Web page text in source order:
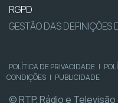
RGPD
GESTÃO DAS DEFINIÇÕES
POLÍTICA DE PRIVACIDADE |
CONDIÇÕES | PUBLICIDADE
© RTP, Rádio e